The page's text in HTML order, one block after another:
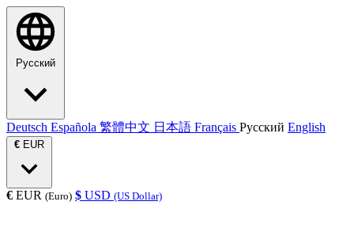
Русский
Deutsch Española 繁體中文 日本語 Français Русский English
€ EUR
€ EUR (Euro) $ USD (US Dollar)